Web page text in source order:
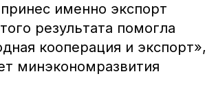
именно экспорт
результата помогла
кооперация и экспорт»,
минэкономразвития